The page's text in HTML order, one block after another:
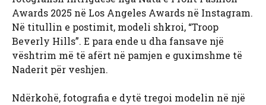
Awards 2025 në Los Angeles Awards në Instagram.
Në titullin e postimit, modeli shkroi, “Troop
Beverly Hills”. E para ende u dha fansave një
vështrim më të afërt në pamjen e guximshme të
Naderit për veshjen.
Ndërkohë, fotografia e dytë tregoi modelin në një